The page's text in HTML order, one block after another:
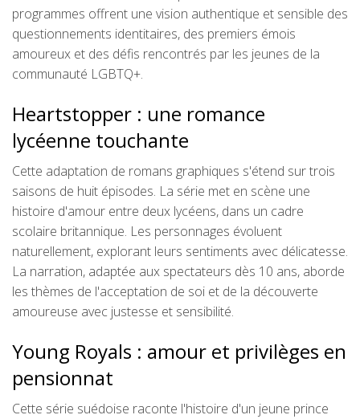
programmes offrent une vision authentique et sensible des
questionnements identitaires, des premiers émois
amoureux et des défis rencontrés par les jeunes de la
communauté LGBTQ+.
Heartstopper : une romance
lycéenne touchante
Cette adaptation de romans graphiques s'étend sur trois
saisons de huit épisodes. La série met en scène une
histoire d'amour entre deux lycéens, dans un cadre
scolaire britannique. Les personnages évoluent
naturellement, explorant leurs sentiments avec délicatesse.
La narration, adaptée aux spectateurs dès 10 ans, aborde
les thèmes de l'acceptation de soi et de la découverte
amoureuse avec justesse et sensibilité.
Young Royals : amour et privilèges en
pensionnat
Cette série suédoise raconte l'histoire d'un jeune prince